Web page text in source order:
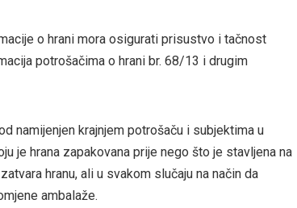
o hrani mora osigurati prisustvo i tačnost
potrošačima o hrani br. 68/13 i drugim
namijenjen krajnjem potrošaču i subjektima u
je hrana zapakovana prije nego što je stavljena na
hranu, ali u svakom slučaju na način da
ambalaže.